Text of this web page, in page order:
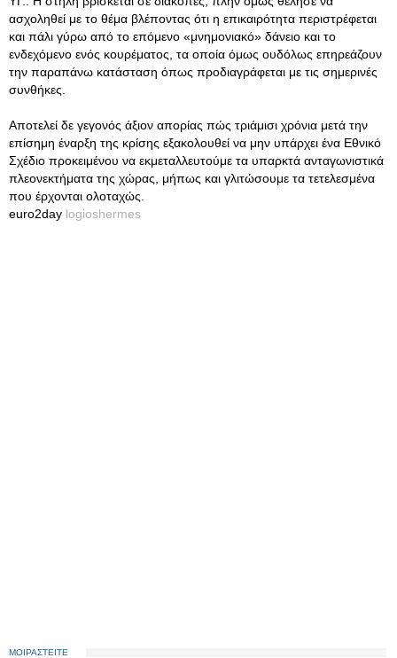
ασχοληθεί με το θέμα βλέποντας ότι η επικαιρότητα περιστρέφεται
και πάλι γύρω από το επόμενο «μνημονιακό» δάνειο και το
ενδεχόμενο ενός κουρέματος, τα οποία όμως ουδόλως επηρεάζουν
την παραπάνω κατάσταση όπως προδιαγράφεται με τις σημερινές
συνθήκες.
Αποτελεί δε γεγονός άξιον απορίας πώς τριάμισι χρόνια μετά την
επίσημη έναρξη της κρίσης εξακολουθεί να μην υπάρχει ένα Εθνικό
Σχέδιο προκειμένου να εκμεταλλευτούμε τα υπαρκτά ανταγωνιστικά
πλεονεκτήματα της χώρας, μήπως και γλιτώσουμε τα τετελεσμένα
που έρχονται ολοταχώς.
euro2day logioshermes
ΜΟΙΡΑΣΤΕΙΤΕ